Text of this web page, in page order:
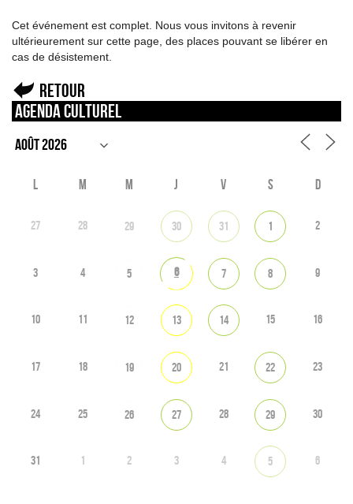
Cet événement est complet. Nous vous invitons à revenir
ultérieurement sur cette page, des places pouvant se libérer en
cas de désistement.
Retour
Agenda culturel
L M M J V S D
27 28 29 30 31 1 2
3 4 5 6 7 8 9
10 11 12 13 14 15 16
17 18 19 20 21 22 23
24 25 26 27 28 29 30
31 1 2 3 4 5 6